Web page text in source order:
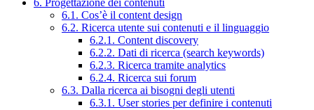
6. Progettazione dei contenuti
6.1. Cos’è il content design
6.2. Ricerca utente sui contenuti e il linguaggio
6.2.1. Content discovery
6.2.2. Dati di ricerca (search keywords)
6.2.3. Ricerca tramite analytics
6.2.4. Ricerca sui forum
6.3. Dalla ricerca ai bisogni degli utenti
6.3.1. User stories per definire i contenuti